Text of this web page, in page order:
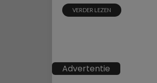
VERDER LEZEN
Advertentie